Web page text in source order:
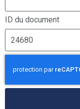
ID du document